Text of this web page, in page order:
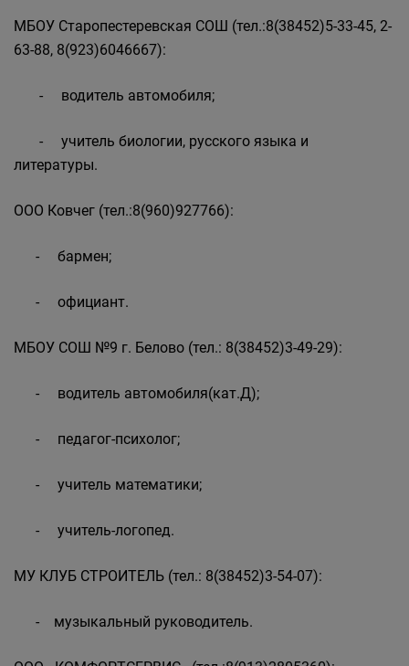
МБОУ Старопестеревская СОШ (тел.:8(38452)5-33-45, 2-
63-88, 8(923)6046667):
- водитель автомобиля;
- учитель биологии, русского языка и
литературы.
ООО Ковчег (тел.:8(960)927766):
- бармен;
- официант.
МБОУ СОШ №9 г. Белово (тел.: 8(38452)3-49-29):
- водитель автомобиля(кат.Д);
- педагог-психолог;
- учитель математики;
- учитель-логопед.
МУ КЛУБ СТРОИТЕЛЬ (тел.: 8(38452)3-54-07):
- музыкальный руководитель.